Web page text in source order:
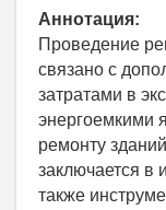
Аннотация:
Проведение
связано с
затратами в
энергоемкими
ремонту
заключается в
также